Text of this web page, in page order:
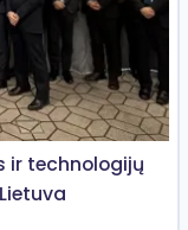
ir technologijų